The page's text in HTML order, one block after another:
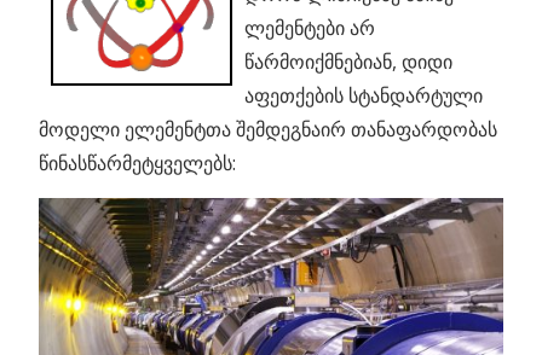
ლემენტები არ
წარმოიქმნებიან, დიდი
აფეთქების სტანდარტული
მოდელი ელემენტთა შემდეგნაირ თანაფარდობას
წინასწარმეტყველებს: